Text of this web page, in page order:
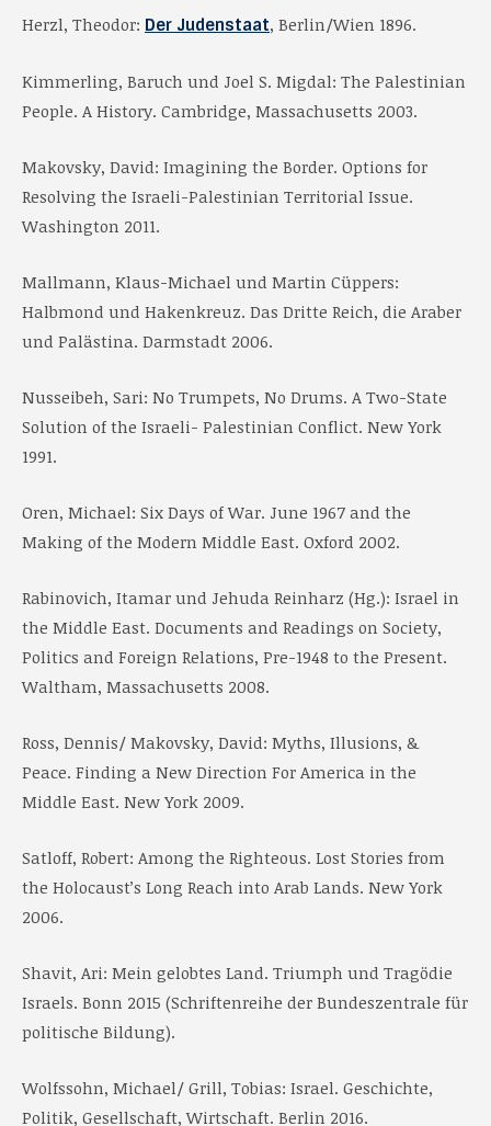
Herzl, Theodor: Der Judenstaat, Berlin/Wien 1896.
Kimmerling, Baruch und Joel S. Migdal: The Palestinian
People. A History. Cambridge, Massachusetts 2003.
Makovsky, David: Imagining the Border. Options for
Resolving the Israeli-Palestinian Territorial Issue.
Washington 2011.
Mallmann, Klaus-Michael und Martin Cüppers:
Halbmond und Hakenkreuz. Das Dritte Reich, die Araber
und Palästina. Darmstadt 2006.
Nusseibeh, Sari: No Trumpets, No Drums. A Two-State
Solution of the Israeli- Palestinian Conflict. New York
1991.
Oren, Michael: Six Days of War. June 1967 and the
Making of the Modern Middle East. Oxford 2002.
Rabinovich, Itamar und Jehuda Reinharz (Hg.): Israel in
the Middle East. Documents and Readings on Society,
Politics and Foreign Relations, Pre-1948 to the Present.
Waltham, Massachusetts 2008.
Ross, Dennis/ Makovsky, David: Myths, Illusions, &
Peace. Finding a New Direction For America in the
Middle East. New York 2009.
Satloff, Robert: Among the Righteous. Lost Stories from
the Holocaust’s Long Reach into Arab Lands. New York
2006.
Shavit, Ari: Mein gelobtes Land. Triumph und Tragödie
Israels. Bonn 2015 (Schriftenreihe der Bundeszentrale für
politische Bildung).
Wolfssohn, Michael/ Grill, Tobias: Israel. Geschichte,
Politik, Gesellschaft, Wirtschaft. Berlin 2016.